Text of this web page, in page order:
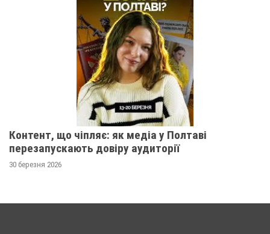
Контент, що чіпляє: як медіа у Полтаві
перезапускають довіру аудиторії
30 березня 2026